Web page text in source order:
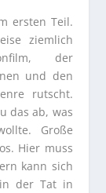
ersten Teil.
ziemlich
der
und den
rutscht.
das ab, was
Große
Hier muss
kann sich
der Tat in